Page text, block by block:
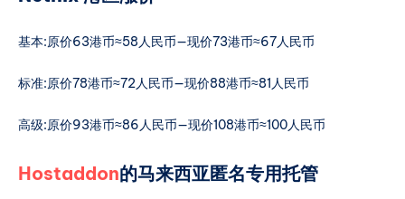
基本:原价63港币≈58人民币—现价73港币≈67人民币
标准:原价78港币≈72人民币—现价88港币≈81人民币
高级:原价93港币≈86人民币—现价108港币≈100人民币
Hostaddon的马来西亚匿名专用托管